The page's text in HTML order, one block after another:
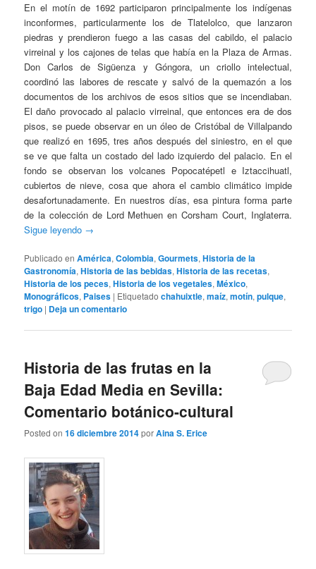
En el motín de 1692 participaron principalmente los indígenas
inconformes, particularmente los de Tlatelolco, que lanzaron
piedras y prendieron fuego a las casas del cabildo, el palacio
virreinal y los cajones de telas que había en la Plaza de Armas.
Don Carlos de Sigüenza y Góngora, un criollo intelectual,
coordinó las labores de rescate y salvó de la quemazón a los
documentos de los archivos de esos sitios que se incendiaban.
El daño provocado al palacio virreinal, que entonces era de dos
pisos, se puede observar en un óleo de Cristóbal de Villalpando
que realizó en 1695, tres años después del siniestro, en el que
se ve que falta un costado del lado izquierdo del palacio. En el
fondo se observan los volcanes Popocatépetl e Iztaccihuatl,
cubiertos de nieve, cosa que ahora el cambio climático impide
desafortunadamente. En nuestros días, esa pintura forma parte
de la colección de Lord Methuen en Corsham Court, Inglaterra.
Sigue leyendo →
Publicado en América,Colombia,Gourmets,Historia de la
Gastronomía,Historia de las bebidas,Historia de las recetas,
Historia de los peces,Historia de los vegetales,México,
Monográficos, Paises | Etiquetado chahuixtle,maíz,motín,pulque,
trigo | Deja un comentario
Historia de las frutas en la
Baja Edad Media en Sevilla:
Comentario botánico-cultural
Posted on16 diciembre 2014porAina S. Erice